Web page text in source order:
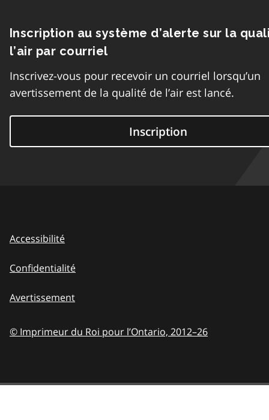
Inscription au système d’alerte sur la
l’air par courriel
Inscrivez-vous pour recevoir un courriel lorsqu’un
avertissement de la qualité de l’air est lancé.
Inscription
Accessibilité
Confidentialité
Avertissement
© Imprimeur du Roi pour l’Ontario, 2012–26